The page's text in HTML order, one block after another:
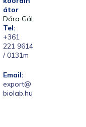
átor
Dóra Gál
Tel:
+361
221 9614
/ 0131m
Email:
export@
biolab.hu